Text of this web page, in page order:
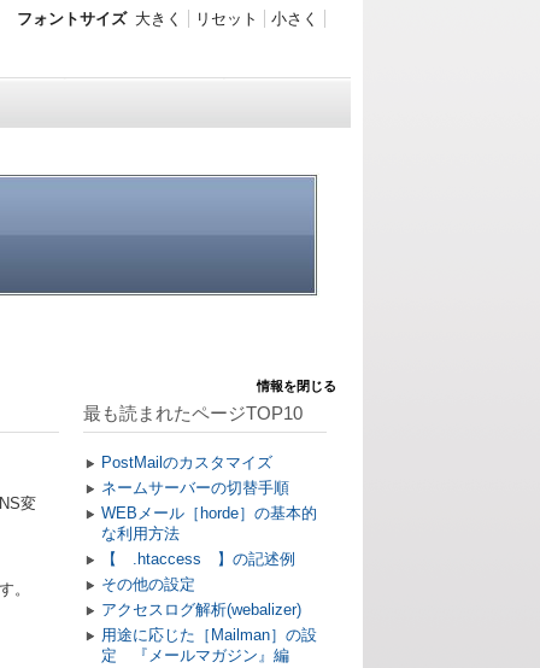
フォントサイズ 大きく リセット 小さく
変
。
情報を閉じる
最も読まれたページTOP10
PostMailのカスタマイズ
ネームサーバーの切替手順
WEBメール［horde］の基本的
な利用方法
【 .htaccess 】の記述例
その他の設定
アクセスログ解析(webalizer)
用途に応じた［Mailman］の設
定 『メールマガジン』編